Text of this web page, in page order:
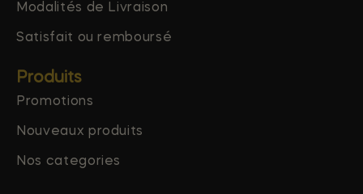
Modalités de Livraison
Satisfait ou remboursé
Produits
Promotions
Nouveaux produits
Nos categories